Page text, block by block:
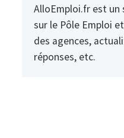
AlloEmploi.fr est
sur le Pôle Emploi
des agences,
réponses, etc.